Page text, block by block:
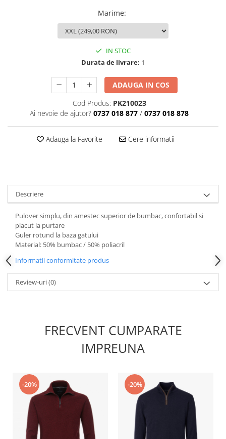
Marime:
IN STOC
Durata de livrare: 1
ADAUGA IN COS
Cod Produs: PK210023
Ai nevoie de ajutor? 0737 018 877 / 0737 018 878
Adauga la Favorite Cere informatii
Descriere
Pulover simplu, din amestec superior de bumbac, confortabil si
placut la purtare
Guler rotund la baza gatului
Material: 50% bumbac / 50% poliacril
Informatii conformitate produs
Review-uri(0)
FRECVENT CUMPARATE
IMPREUNA
-20% -20%